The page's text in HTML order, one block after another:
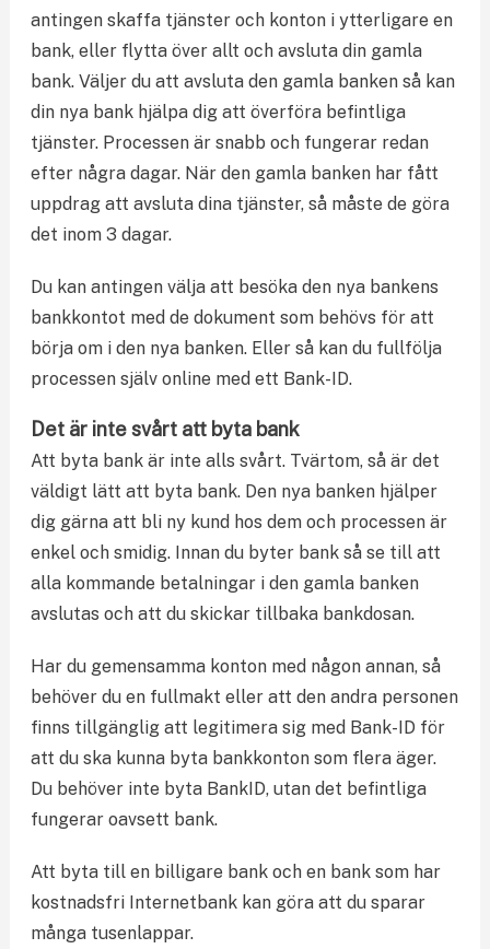
antingen skaffa tjänster och konton i ytterligare en
bank, eller flytta över allt och avsluta din gamla
bank. Väljer du att avsluta den gamla banken så kan
din nya bank hjälpa dig att överföra befintliga
tjänster. Processen är snabb och fungerar redan
efter några dagar. När den gamla banken har fått
uppdrag att avsluta dina tjänster, så måste de göra
det inom 3 dagar.
Du kan antingen välja att besöka den nya bankens
bankkontot med de dokument som behövs för att
börja om i den nya banken. Eller så kan du fullfölja
processen själv online med ett Bank-ID.
Det är inte svårt att byta bank
Att byta bank är inte alls svårt. Tvärtom, så är det
väldigt lätt att byta bank. Den nya banken hjälper
dig gärna att bli ny kund hos dem och processen är
enkel och smidig. Innan du byter bank så se till att
alla kommande betalningar i den gamla banken
avslutas och att du skickar tillbaka bankdosan.
Har du gemensamma konton med någon annan, så
behöver du en fullmakt eller att den andra personen
finns tillgänglig att legitimera sig med Bank-ID för
att du ska kunna byta bankkonton som flera äger.
Du behöver inte byta BankID, utan det befintliga
fungerar oavsett bank.
Att byta till en billigare bank och en bank som har
kostnadsfri Internetbank kan göra att du sparar
många tusenlappar.